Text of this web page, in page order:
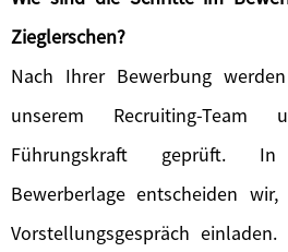
Zieglerschen?
Nach Ihrer Bewerbung
unserem Recruiting-
Führungskraft geprüft.
Bewerberlage entscheiden
Vorstellungsgespräch